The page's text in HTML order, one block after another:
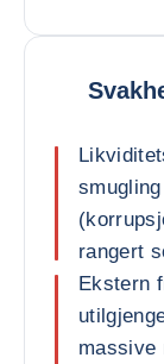
rangert
Ekstern
massive